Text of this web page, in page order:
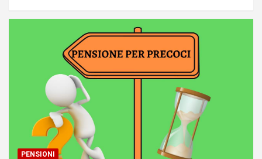
PENSIONI